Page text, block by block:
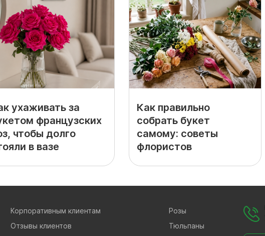
ухаживать за
французских
чтобы долго
в вазе
Как правильно
собрать букет
самому: советы
флористов
Корпоративным клиентам
Отзывы клиентов
Розы
Тюльпаны